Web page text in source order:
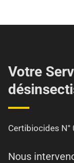
Votre
Certibiocides
Nous